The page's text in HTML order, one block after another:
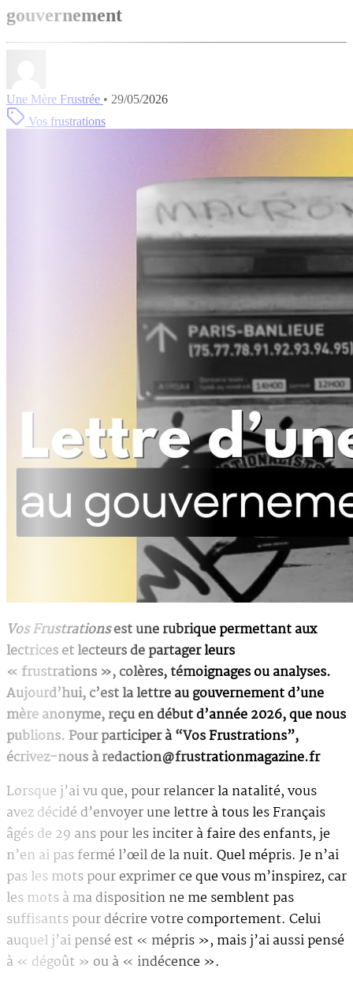
gouvernement
Une Mère Frustrée • 29/05/2026
Vos frustrations
Vos Frustrationsest une rubrique permettant aux
lectrices et lecteurs de partager leurs
« frustrations », colères, témoignages ou analyses.
Aujourd’hui, c’est la lettre au gouvernement d’une
mère anonyme, reçu en début d’année 2026, que nous
publions. Pour participer à “Vos Frustrations”,
écrivez-nous à redaction@frustrationmagazine.fr
Lorsque j’ai vu que, pour relancer la natalité, vous
avez décidé d’envoyer une lettre à tous les Français
âgés de 29 ans pour les inciter à faire des enfants, je
n’en ai pas fermé l’œil de la nuit. Quel mépris. Je n’ai
pas les mots pour exprimer ce que vous m’inspirez, car
les mots à ma disposition ne me semblent pas
suffisants pour décrire votre comportement. Celui
auquel j’ai pensé est « mépris », mais j’ai aussi pensé
à « dégoût » ou à « indécence ».